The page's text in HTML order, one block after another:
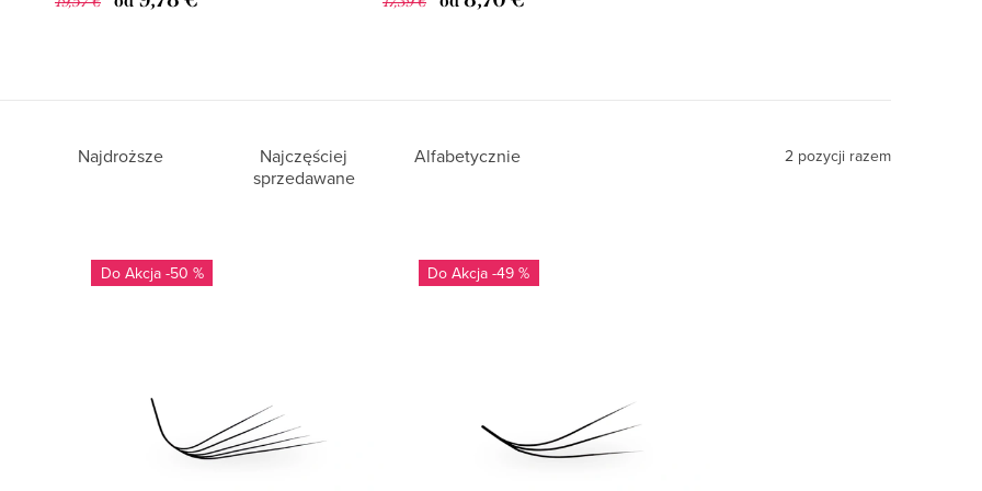
Najdroższe
Najczęściej
sprzedawane
Alfabetycznie 2 pozycji razem
Do -50 % Do -49 %